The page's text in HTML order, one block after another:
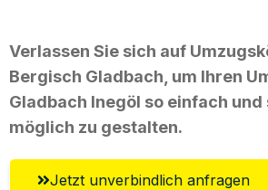
Verlassen Sie sich auf
Bergisch Gladbach, um Ihren
Gladbach Inegöl so einfach
möglich zu gestalten.
Jetzt unverbindlich anfragen